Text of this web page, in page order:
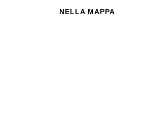
NELLA MAPPA